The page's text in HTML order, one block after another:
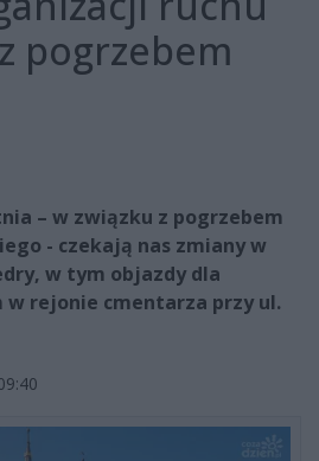
pogrzebem
– w związku z pogrzebem
- czekają nas zmiany w
w tym objazdy dla
rejonie cmentarza przy ul.